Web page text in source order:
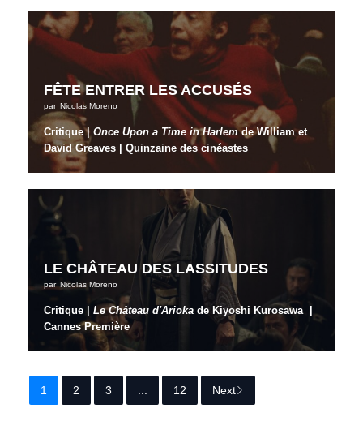
FÊTE ENTRER LES ACCUSÉS
par Nicolas Moreno
Critique |Once Upon a Time in Harlemde William et
David Greaves | Quinzaine des cinéastes
LE CHÂTEAU DES LASSITUDES
par Nicolas Moreno
Critique |Le Château d'Arioka de Kiyoshi Kurosawa |
Cannes Première
1 2 3 ... 12 Next